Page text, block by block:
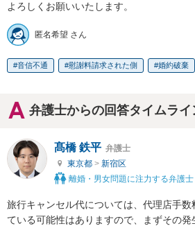
よろしくお願いいたします。
匿名希望 さん
音信不通 慰謝料請求された側 婚約破棄
弁護士からの回答タイムライ
髙橋 鉄平 弁護士
東京都 > 新宿区
離婚・男女問題に注力する弁護士
旅行キャンセル代については、代理店手数
ている可能性はありますので、まずその